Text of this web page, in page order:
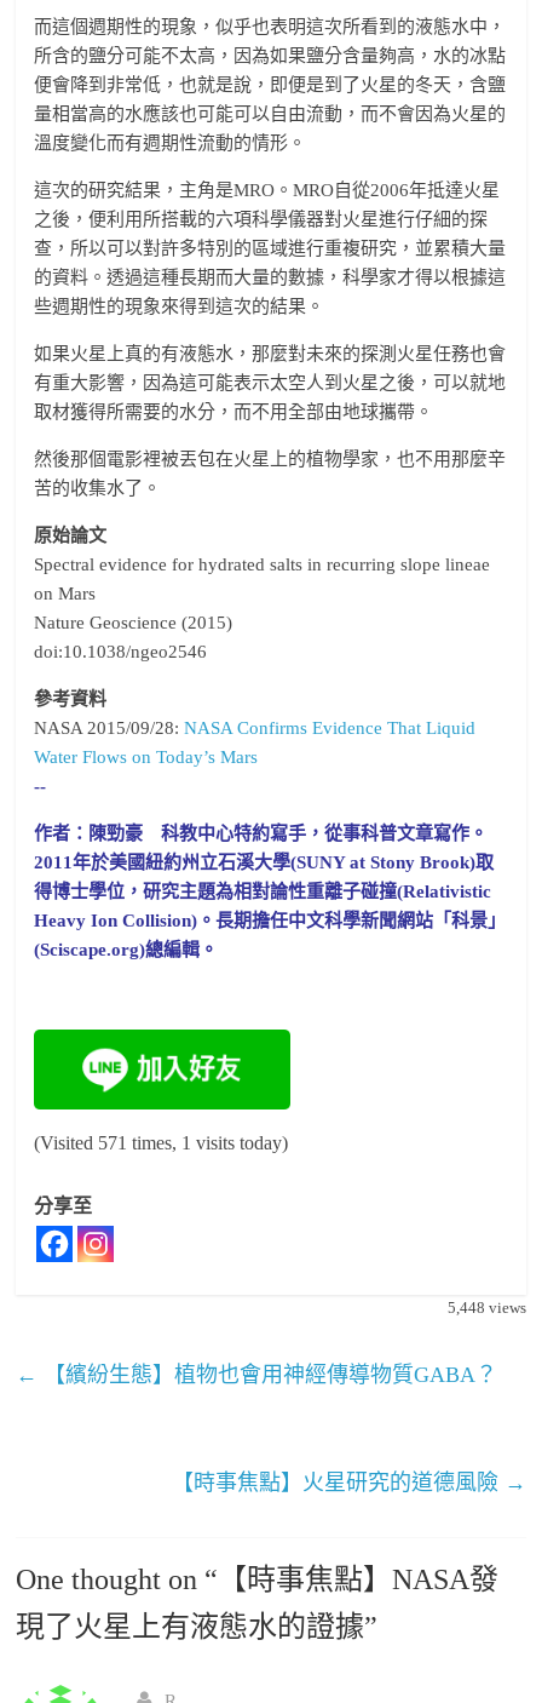
而這個週期性的現象，似乎也表明這次所看到的液態水中，
所含的鹽分可能不太高，因為如果鹽分含量夠高，水的冰點
便會降到非常低，也就是說，即便是到了火星的冬天，含鹽
量相當高的水應該也可能可以自由流動，而不會因為火星的
溫度變化而有週期性流動的情形。
這次的研究結果，主角是MRO。MRO自從2006年抵達火星
之後，便利用所搭載的六項科學儀器對火星進行仔細的探
查，所以可以對許多特別的區域進行重複研究，並累積大量
的資料。透過這種長期而大量的數據，科學家才得以根據這
些週期性的現象來得到這次的結果。
如果火星上真的有液態水，那麼對未來的探測火星任務也會
有重大影響，因為這可能表示太空人到火星之後，可以就地
取材獲得所需要的水分，而不用全部由地球攜帶。
然後那個電影裡被丟包在火星上的植物學家，也不用那麼辛
苦的收集水了。
原始論文
Spectral evidence for hydrated salts in recurring slope lineae
on Mars
Nature Geoscience (2015)
doi:10.1038/ngeo2546
參考資料
NASA 2015/09/28:NASA Confirms Evidence That Liquid
Water Flows on Today’s Mars
--
作者：陳勁豪 科教中心特約寫手，從事科普文章寫作。
2011年於美國紐約州立石溪大學(SUNY at Stony Brook)取
得博士學位，研究主題為相對論性重離子碰撞(Relativistic
Heavy Ion Collision)。長期擔任中文科學新聞網站「科景」
(Sciscape.org)總編輯。
(Visited 571 times, 1 visits today)
分享至
5,448 views
← 【繽紛生態】植物也會用神經傳導物質GABA？
【時事焦點】火星研究的道德風險 →
One thought on “ 【時事焦點】NASA發
現了火星上有液態水的證據”